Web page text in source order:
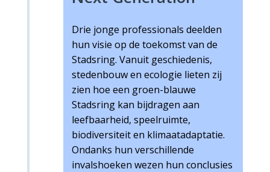
Drie jonge professionals deelden
hun visie op de toekomst van de
Stadsring. Vanuit geschiedenis,
stedenbouw en ecologie lieten zij
zien hoe een groen-blauwe
Stadsring kan bijdragen aan
leefbaarheid, speelruimte,
biodiversiteit en klimaatadaptatie.
Ondanks hun verschillende
invalshoeken wezen hun conclusies